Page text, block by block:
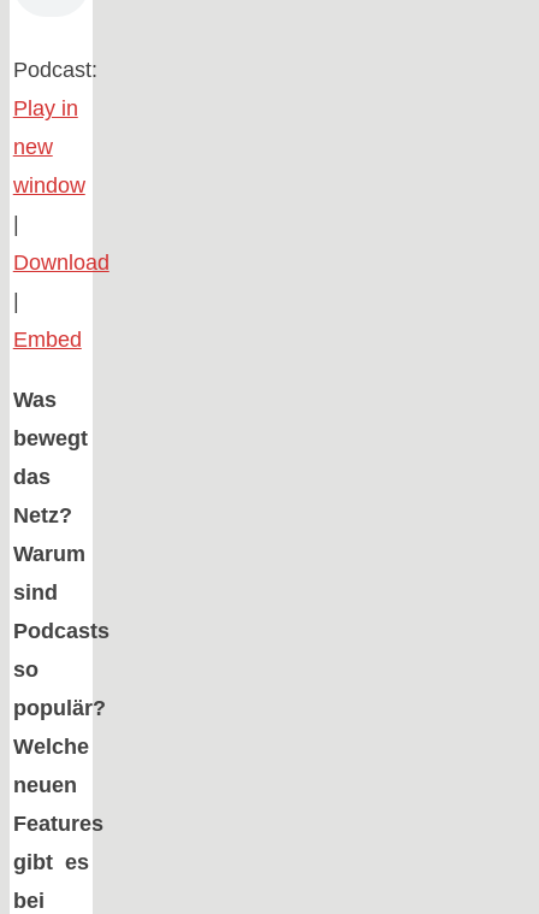
Podcast:
Play in
new
window
|
Download
|
Embed
Was
bewegt
das
Netz?
Warum
sind
Podcasts
so
populär?
Welche
neuen
Features
gibt es
bei